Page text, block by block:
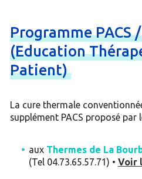
ProgrammePACS
(Education
Patient)
La cure thermale
supplément PACS proposé par
aux Thermes de La
(Tel 04.73.65.57.71) • Voir